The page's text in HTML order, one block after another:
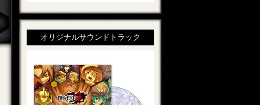
オリジナルサウンドトラック